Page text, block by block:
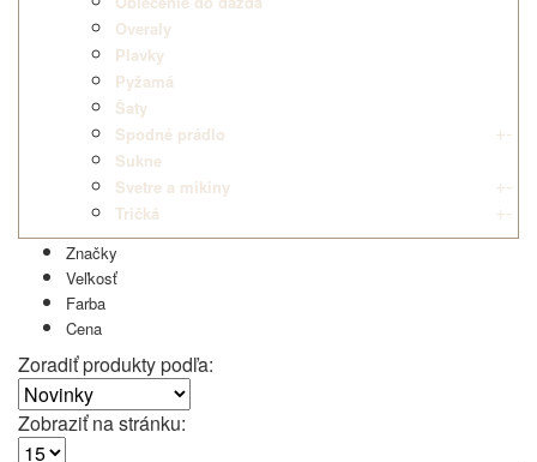
Overaly
Plavky
Pyžamá
Šaty
Spodné prádlo
+-
Sukne
Svetre a mikiny
+-
Tričká +-
Značky
Veľkosť
Farba
Cena
Zoradiť produkty podľa:
Zobraziť na stránku: